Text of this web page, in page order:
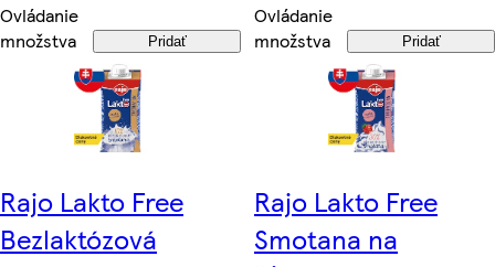
Ovládanie
množstva
Pridať
Ovládanie
množstva
Pridať
Rajo Lakto Free
Bezlaktózová
Rajo Lakto Free
Smotana na